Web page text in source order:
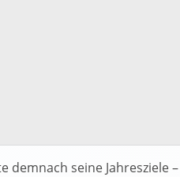
demnach seine Jahresziele